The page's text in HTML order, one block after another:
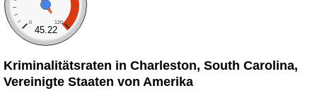
0 120
45.22
Kriminalitätsraten in Charleston, South Carolina,
Vereinigte Staaten von Amerika
in Akaba
Kriminalität
Kriminalitäts-Index (aktuell)